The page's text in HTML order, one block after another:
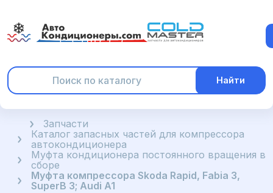
Найти
ГлавнаяЗапчасти
Каталог запасных частей для компрессора
автокондиционера
Муфта кондиционера постоянного вращения в
сборе
Муфта компрессора Skoda Rapid, Fabia 3,
SuperB 3; Audi A1